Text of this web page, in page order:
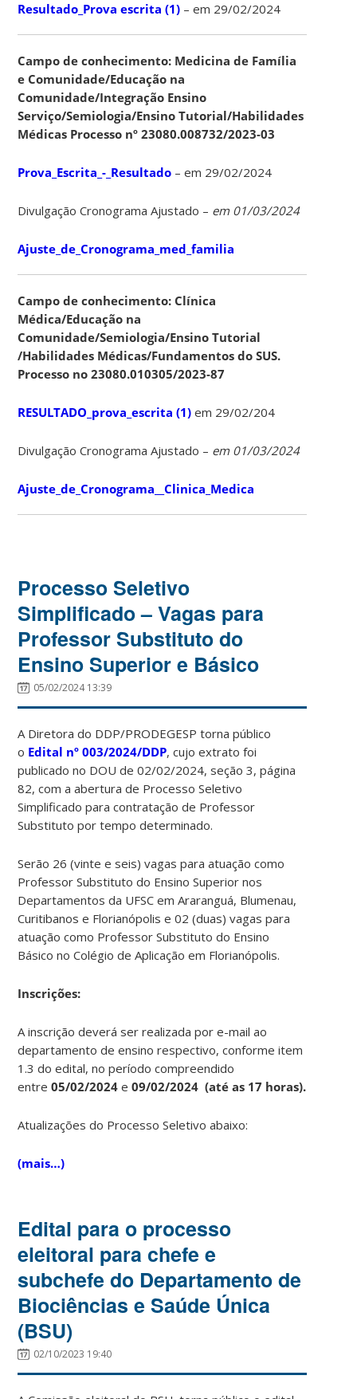
Resultado_Prova escrita (1) – em 29/02/2024
Campo de conhecimento: Medicina de Família
e Comunidade/Educação na
Comunidade/Integração Ensino
Serviço/Semiologia/Ensino Tutorial/Habilidades
Médicas Processo nº 23080.008732/2023-03
Prova_Escrita_-_Resultado – em 29/02/2024
Divulgação Cronograma Ajustado – em 01/03/2024
Ajuste_de_Cronograma_med_familia
Campo de conhecimento: Clínica
Médica/Educação na
Comunidade/Semiologia/Ensino Tutorial
/Habilidades Médicas/Fundamentos do SUS.
Processo no 23080.010305/2023-87
RESULTADO_prova_escrita (1) em 29/02/204
Divulgação Cronograma Ajustado – em 01/03/2024
Ajuste_de_Cronograma__Clinica_Medica
Processo Seletivo
Simplificado – Vagas para
Professor Substituto do
Ensino Superior e Básico
05/02/2024 13:39
A Diretora do DDP/PRODEGESP torna público
o Edital nº 003/2024/DDP, cujo extrato foi
publicado no DOU de 02/02/2024, seção 3, página
82, com a abertura de Processo Seletivo
Simplificado para contratação de Professor
Substituto por tempo determinado.
Serão 26 (vinte e seis) vagas para atuação como
Professor Substituto do Ensino Superior nos
Departamentos da UFSC em Araranguá, Blumenau,
Curitibanos e Florianópolis e 02 (duas) vagas para
atuação como Professor Substituto do Ensino
Básico no Colégio de Aplicação em Florianópolis.
Inscrições:
A inscrição deverá ser realizada por e-mail ao
departamento de ensino respectivo, conforme item
1.3 do edital, no período compreendido
entre05/02/2024 e09/02/2024 (até as 17 horas).
Atualizações do Processo Seletivo abaixo:
(mais…)
Edital para o processo
eleitoral para chefe e
subchefe do Departamento de
Biociências e Saúde Única
(BSU)
02/10/2023 19:40